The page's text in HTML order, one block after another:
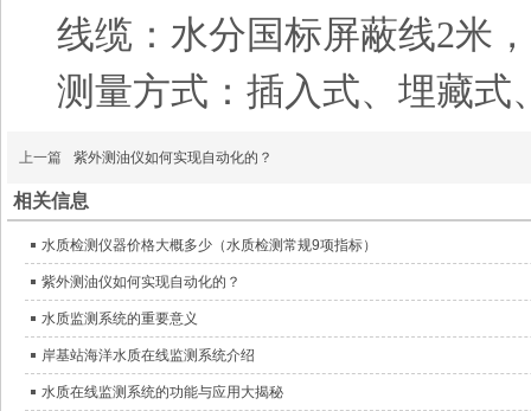
线缆：水分国标屏蔽线2米
测量方式：插入式、埋藏
上一篇 紫外测油仪如何实现自动化的？
相关信息
水质检测仪器价格大概多少（水质检测常规9项指标）
紫外测油仪如何实现自动化的？
水质监测系统的重要意义
岸基站海洋水质在线监测系统介绍
水质在线监测系统的功能与应用大揭秘